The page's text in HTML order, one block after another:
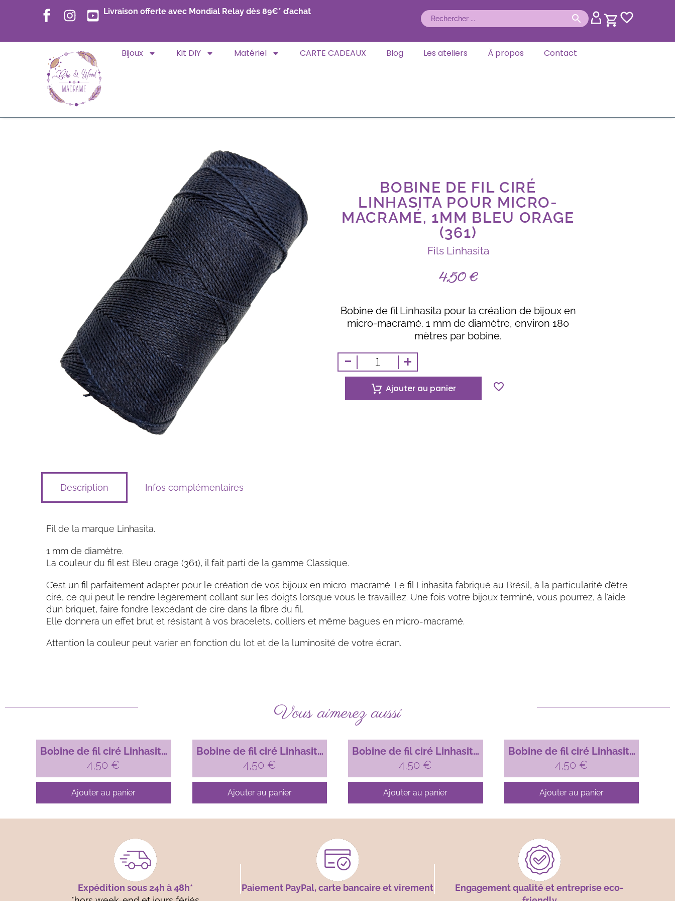
Livraison offerte avec Mondial Relay dès 89€* d’achat
Bijoux Kit DIY Matériel CARTE CADEAUX Blog Les ateliers À propos Contact
BOBINE DE FIL CIRÉ
LINHASITA POUR MICRO-
MACRAMÉ, 1MM BLEU ORAGE
(361)
Fils Linhasita
4,50€
Bobine de fil Linhasita pour la création de bijoux en
micro-macramé. 1 mm de diamètre, environ 180
mètres par bobine.
- +
Ajouter au panier
Description Infos complémentaires
Fil de la marque Linhasita.
1 mm de diamètre.
La couleur du fil est Bleu orage (361), il fait parti de la gamme Classique.
C’est un fil parfaitement adapter pour le création de vos bijoux en micro-macramé. Le fil Linhasita fabriqué au Brésil, à la particularité d’être
ciré, ce qui peut le rendre légèrement collant sur les doigts lorsque vous le travaillez. Une fois votre bijoux terminé, vous pourrez, à l’aide
d’un briquet, faire fondre l’excédant de cire dans la fibre du fil.
Elle donnera un effet brut et résistant à vos bracelets, colliers et même bagues en micro-macramé.
Attention la couleur peut varier en fonction du lot et de la luminosité de votre écran.
Vous aimerez aussi
Bobine de fil ciré Linhasita
pour micro-macramé, 1mm
Mauve glycine (69)
4,50 €
Ajouter au panier
Bobine de fil ciré Linhasita
pour micro-macramé, 1mm
Bleu jean (1037)
4,50 €
Ajouter au panier
Bobine de fil ciré Linhasita
pour micro-macramé, 1mm
Vert emeraude (386)
4,50 €
Ajouter au panier
Bobine de fil ciré Linhasita
pour micro-macramé, 1mm
Blanc (Branco)
4,50 €
Ajouter au panier
Expédition sous 24h à 48h*
Paiement PayPal, carte bancaire et virement
Engagement qualité et entreprise eco-